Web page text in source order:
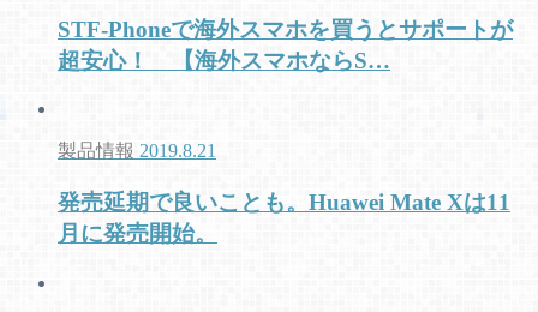
STF-Phoneで海外スマホを買うとサポートが
超安心！ 【海外スマホならS…
製品情報 2019.8.21
発売延期で良いことも。Huawei Mate Xは11
月に発売開始。